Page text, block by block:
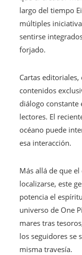
largo del tiempo
múltiples
sentirse
forjado.
Cartas
contenidos
diálogo
lectores. El
océano puede
esa interacción.
Más allá de que
localizarse, este
potencia el
universo de One
mares tras
los seguidores se
misma travesía.